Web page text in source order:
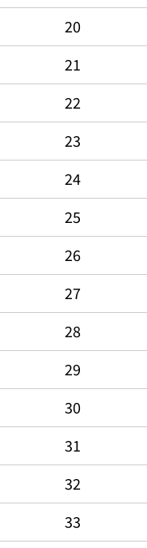
20
21
22
23
24
25
26
27
28
29
30
31
32
33